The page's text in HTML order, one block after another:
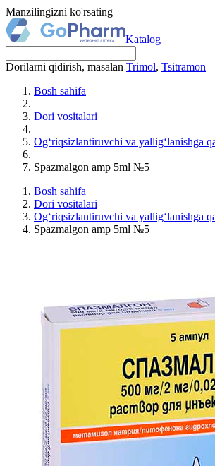
Manzilingizni ko'rsating
Katalog
Dorilarni qidirish, masalan Trimol, Tsitramon
Bosh sahifa
Dori vositalari
Og‘riqsizlantiruvchi va yallig‘lanishga
Spazmalgon amp 5ml №5
Bosh sahifa
Dori vositalari
Og‘riqsizlantiruvchi va yallig‘lanishga
Spazmalgon amp 5ml №5